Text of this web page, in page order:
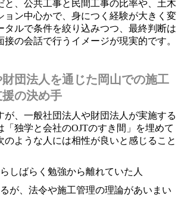
と、公共工事と民間工事の比率や、土木
ョン中心かで、身につく経験が大きく変
タルで条件を絞り込みつつ、最終判断は
の会話で行うイメージが現実的です。
団法人を通じた岡山での施工
の決め手
が、一般社団法人や財団法人が実施する
「独学と会社のOJTのすき間」を埋めて
のような人には相性が良いと感じること
しばらく勉強から離れていた人
が、法令や施工管理の理論があいまい